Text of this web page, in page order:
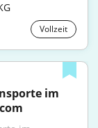
Vollzeit
im